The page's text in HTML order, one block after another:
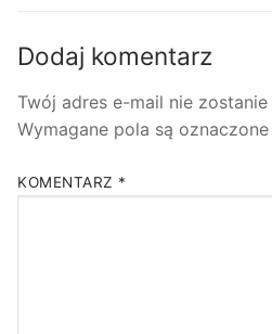
Dodaj komentarz
Twój adres e-mail nie
Wymagane pola są oznaczone
KOMENTARZ *